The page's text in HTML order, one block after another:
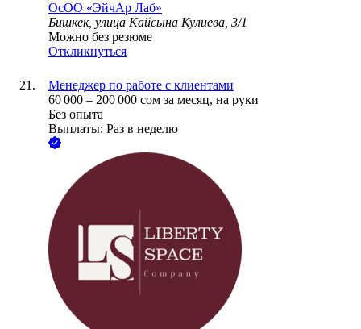
ОсОО «ЭйчАр Лаб»
Бишкек, улица Кайсына Кулиева, 3/1
Можно без резюме
Откликнуться
Менеджер по работе с клиентами
60 000 – 200 000 сом за месяц, на руки
Без опыта
Выплаты: Раз в неделю